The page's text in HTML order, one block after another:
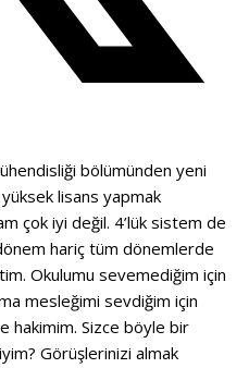
bölümünden yeni
lisans yapmak
çok iyi değil. 4’lük sistem de
hariç tüm dönemlerde
Okulumu sevemediğim için
mesleğimi sevdiğim için
hakimim. Sizce böyle bir
Görüşlerinizi almak